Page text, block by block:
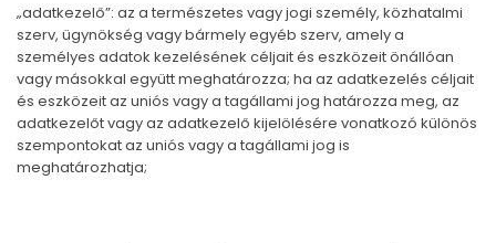
„adatkezelő”: az a természetes vagy jogi személy, közhatalmi
szerv, ügynökség vagy bármely egyéb szerv, amely a
személyes adatok kezelésének céljait és eszközeit önállóan
vagy másokkal együtt meghatározza; ha az adatkezelés céljait
és eszközeit az uniós vagy a tagállami jog határozza meg, az
adatkezelőt vagy az adatkezelő kijelölésére vonatkozó különös
szempontokat az uniós vagy a tagállami jog is
meghatározhatja;